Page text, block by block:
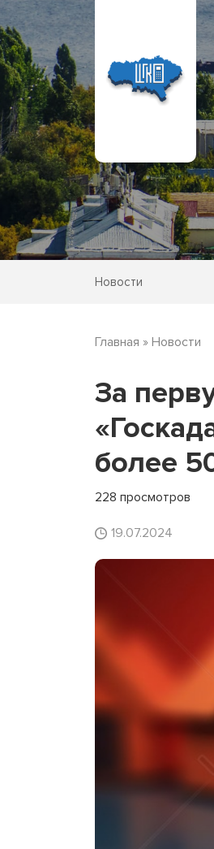
Новости
Главная » Новости
За
более
228 просмотров
19.07.2024